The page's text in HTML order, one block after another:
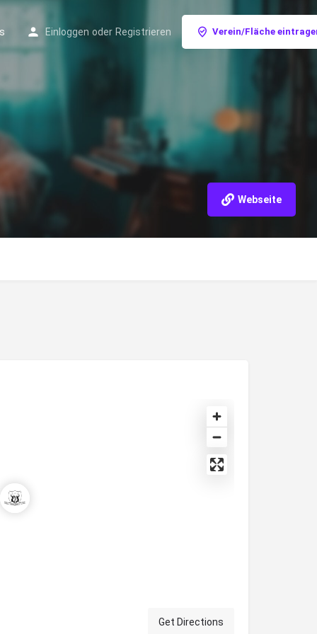
Einloggen oder Registrieren Verein/Fläche
Webseite
Get Directions